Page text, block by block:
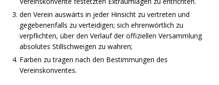
den Verein auswärts in jeder Hinsicht zu vertreten und
gegebenenfalls zu verteidigen; sich ehrenwörtlich zu
verpflichten, über den Verlauf der offiziellen Versammlung
absolutes Stillschweigen zu wahren;
Farben zu tragen nach den Bestimmungen des
Vereinskonventes.